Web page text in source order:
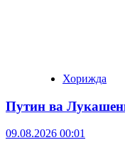
Хорижда
Путин ва
09.08.2026 00:01